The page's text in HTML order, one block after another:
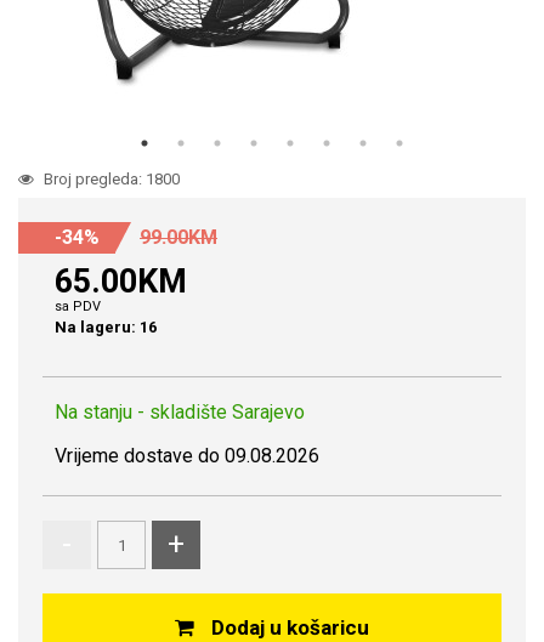
Broj pregleda: 1800
-34% 99.00KM
65.00KM
sa PDV
Na lageru: 16
Na stanju - skladište Sarajevo
Vrijeme dostave do 09.08.2026
+
Dodaj u košaricu